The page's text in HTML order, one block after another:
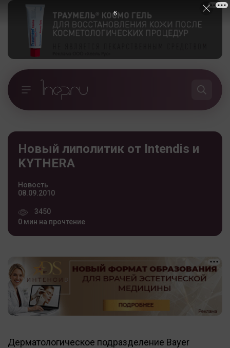
Новый липолитик от Intendis и
KYTHERA
Новость
08.09.2010
3450
0 мин на прочтение
Дерматологическое подразделение Bayer
5